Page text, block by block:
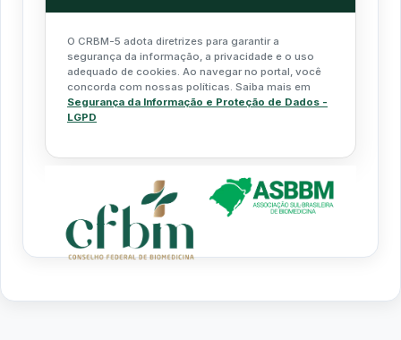
O CRBM-5 adota diretrizes para garantir a
segurança da informação, a privacidade e o uso
adequado de cookies. Ao navegar no portal, você
concorda com nossas políticas. Saiba mais em
Segurança da Informação e Proteção de Dados -
LGPD